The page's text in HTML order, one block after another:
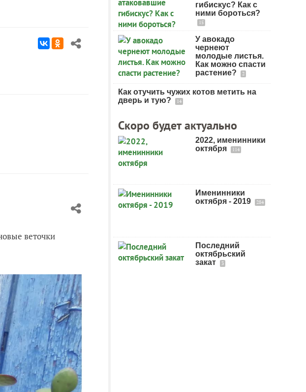
веточки
гибискус? Как с
ними бороться?
15
У авокадо
чернеют
молодые листья.
Как можно спасти
растение?
2
Как отучить чужих котов метить на
дверь и тую?
14
Скоро будет актуально
2022, именинники
октября
114
Именинники
октября - 2019
284
Последний
октябрьский
закат
3